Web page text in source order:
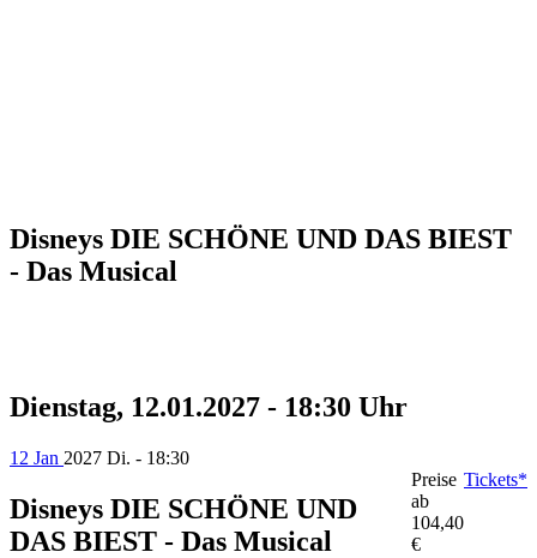
Disneys DIE SCHÖNE UND DAS BIEST
- Das Musical
Dienstag, 12.01.2027 - 18:30 Uhr
12 Jan 2027 Di. - 18:30
Disneys DIE SCHÖNE UND
DAS BIEST - Das Musical
Preise
ab
104,40
€
Tickets*